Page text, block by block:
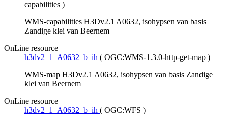
capabilities )
WMS-capabilities H3Dv2.1 A0632, isohypsen van basis
Zandige klei van Beernem
OnLine resource
h3dv2_1_A0632_b_ih ( OGC:WMS-1.3.0-http-get-map )
WMS-map H3Dv2.1 A0632, isohypsen van basis Zandige
klei van Beernem
OnLine resource
h3dv2_1_A0632_b_ih ( OGC:WFS )